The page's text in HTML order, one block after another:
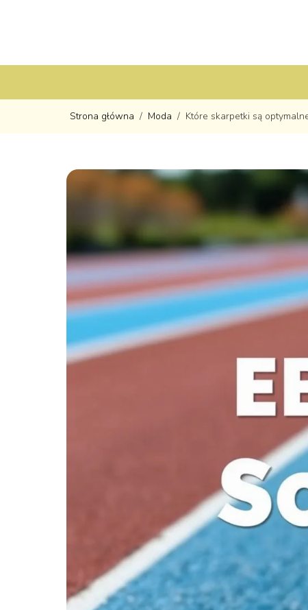
Strona główna / Moda / Które skarpetki są